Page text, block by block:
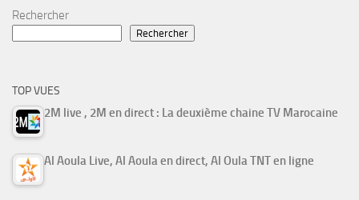
Rechercher
Rechercher
TOP VUES
2M live , 2M en direct : La deuxième chaine TV Marocaine
Al Aoula Live, Al Aoula en direct, Al Oula TNT en ligne